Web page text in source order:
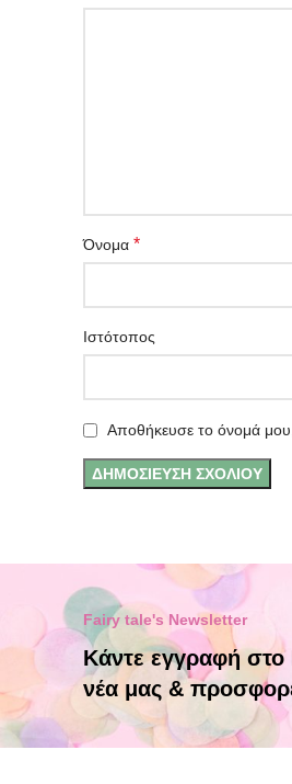
Όνομα *
Ιστότοπος
Αποθήκευσε το όνομά
Fairy tale's Newsletter
Κάντε εγγραφή στο
νέα μας &